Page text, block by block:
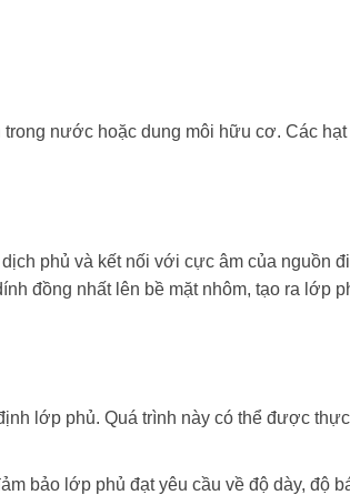
nước hoặc dung môi hữu cơ. Các hạt
phủ và kết nối với cực âm của nguồn
đồng nhất lên bề mặt nhôm, tạo ra lớp
lớp phủ. Quá trình này có thể được
bảo lớp phủ đạt yêu cầu về độ dày, độ